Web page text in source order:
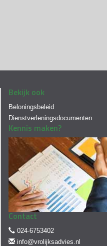
Bekijk ook
Beloningsbeleid
Dienstverleningsdocumenten
Kennis maken?
Contact
024-6753402
info@vrolijksadvies.nl